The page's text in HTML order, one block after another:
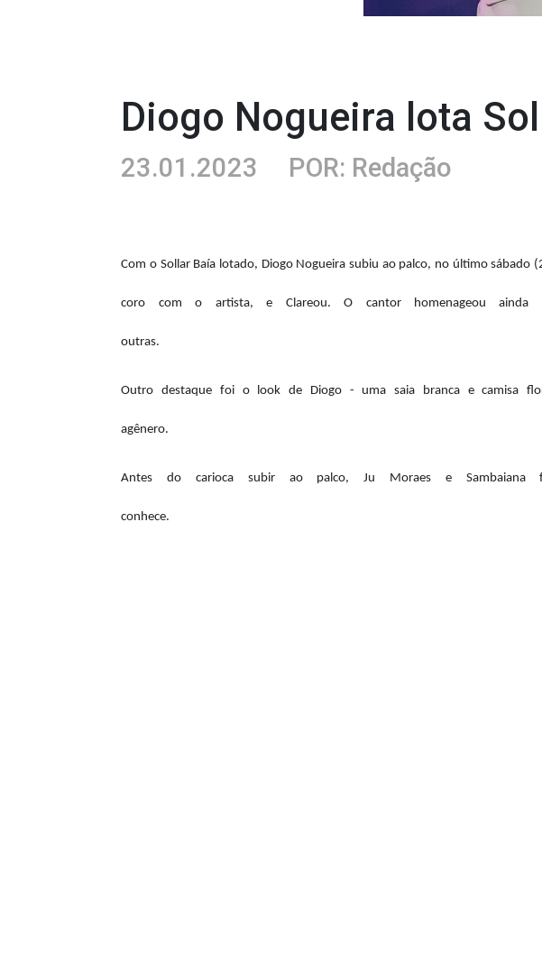
Diogo Nogueira lota
23.01.2023 POR: Redação
Com o Sollar Baía lotado, Diogo Nogueira subiu ao palco, no último
coro com o artista, e Clareou. O cantor homenageou
outras.
Outro destaque foi o look de Diogo - uma saia branca e camisa
agênero.
Antes do carioca subir ao palco, Ju Moraes e
conhece.